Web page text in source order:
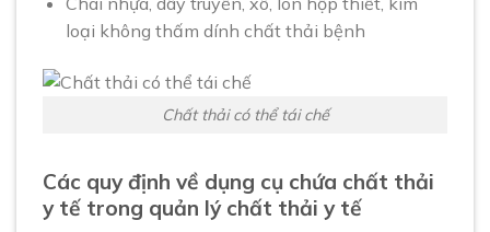
loại không thấm dính chất thải bệnh
Chất thải có thể tái chế
Các quy định về dụng cụ chứa chất thải
y tế trong quản lý chất thải y tế